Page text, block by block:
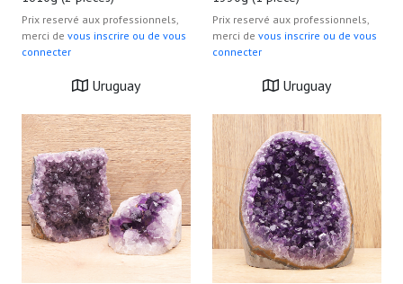
Prix reservé aux professionnels,
merci de vous inscrire ou de vous
connecter
Uruguay
Prix reservé aux professionnels,
merci de vous inscrire ou de vous
connecter
Uruguay